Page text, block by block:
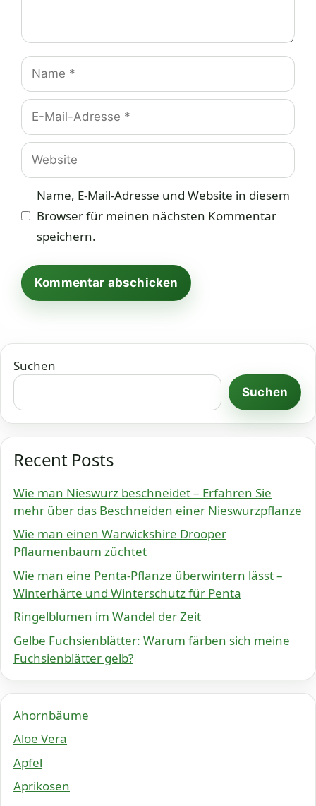
Name
E-
Mail-
Adresse
Website
Name, E-Mail-Adresse und Website in diesem
Browser für meinen nächsten Kommentar
speichern.
Suchen
Suchen
Recent Posts
Wie man Nieswurz beschneidet – Erfahren Sie
mehr über das Beschneiden einer Nieswurzpflanze
Wie man einen Warwickshire Drooper
Pflaumenbaum züchtet
Wie man eine Penta-Pflanze überwintern lässt –
Winterhärte und Winterschutz für Penta
Ringelblumen im Wandel der Zeit
Gelbe Fuchsienblätter: Warum färben sich meine
Fuchsienblätter gelb?
Ahornbäume
Aloe Vera
Äpfel
Aprikosen